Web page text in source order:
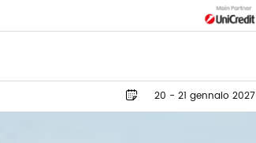
20 - 21 gennaio 2027